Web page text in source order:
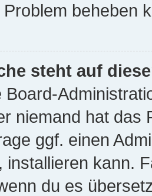
beheben
steht auf
Board-
niemand hat das
ggf. einen
installieren kann.
du es